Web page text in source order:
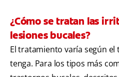
¿Cómo se tratan las
lesiones bucales?
El tratamiento varía según
tenga. Para los tipos más